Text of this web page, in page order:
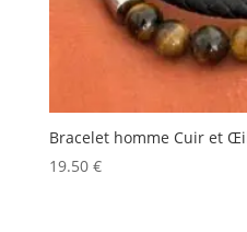
Bracelet homme Cuir et
19.50 €